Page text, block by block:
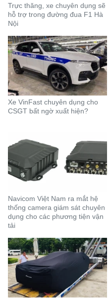
Trực thăng, xe chuyên dụng sẽ
hỗ trợ trong đường đua F1 Hà
Nội
Xe VinFast chuyên dụng cho
CSGT bất ngờ xuất hiện?
Navicom Việt Nam ra mắt hệ
thống camera giám sát chuyên
dụng cho các phương tiện vận
tải